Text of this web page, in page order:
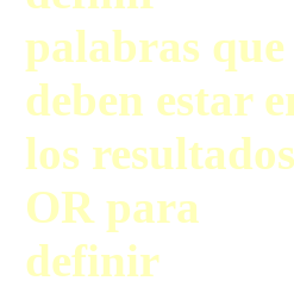
palabras que
deben estar
los
OR para
definir